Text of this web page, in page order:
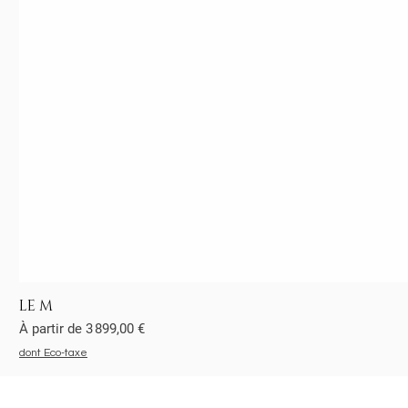
LE M
À partir de 3 899,00 €
Prix promotionnel
dont Eco-taxe